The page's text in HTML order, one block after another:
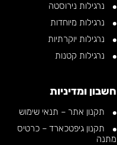
נרגילות נירוסטה
נרגילות מיוחדות
נרגילות יוקרתיות
נרגילות קטנות
חשבון ומדיניות
תקנון אתר – תנאי שימוש
תקנון גיפטכארד – כרטיס
מתנה